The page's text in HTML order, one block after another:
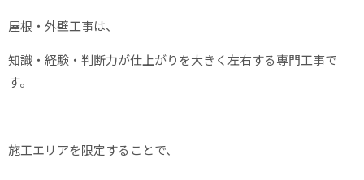
屋根・外壁工事は、
知識・経験・判断力が仕上がりを大きく左右する専門工事で
す。
施工エリアを限定することで、